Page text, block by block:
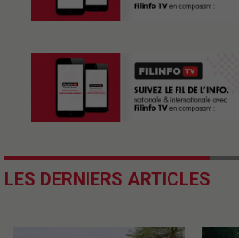
LES DERNIERS ARTICLES